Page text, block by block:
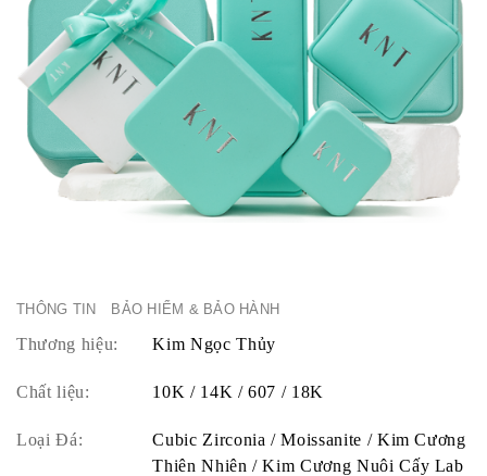
THÔNG TIN BẢO HIỂM & BẢO HÀNH
Thương hiệu: Kim Ngọc Thủy
Chất liệu: 10K / 14K / 607 / 18K
Loại Đá:
Cubic Zirconia / Moissanite / Kim Cương
Thiên Nhiên / Kim Cương Nuôi Cấy Lab